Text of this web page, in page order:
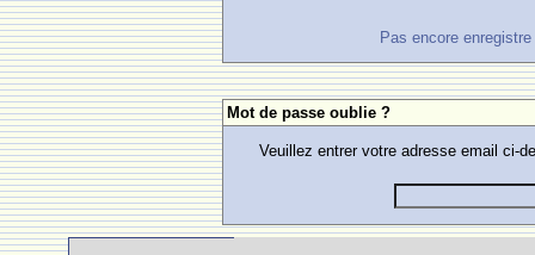
Pas encore
Mot de passe oublie ?
Veuillez entrer votre adresse email ci-